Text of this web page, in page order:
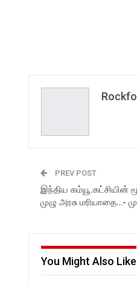
PREV POST
இந்திய கம்யூ.கட்சியின்
முழு அரசு மரியாதை…-
You Might Also Like